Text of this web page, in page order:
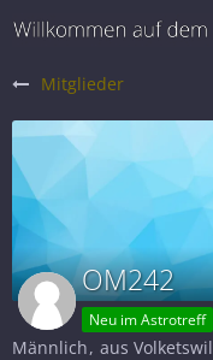
Mitglieder
OM242
Neu im Astrotreff
Männlich aus Volketswil